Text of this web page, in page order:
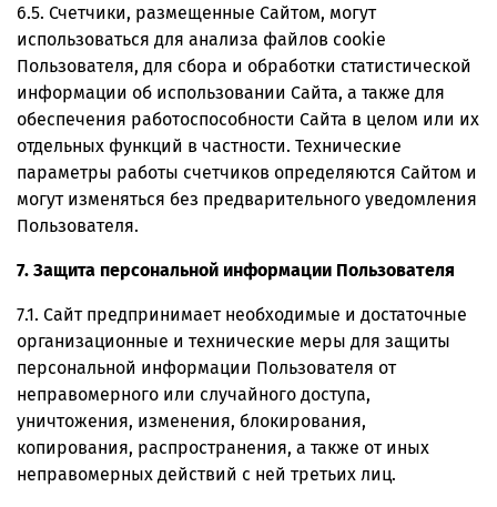
6.5. Счетчики, размещенные Сайтом, могут
использоваться для анализа файлов cookie
Пользователя, для сбора и обработки статистической
информации об использовании Сайта, а также для
обеспечения работоспособности Сайта в целом или их
отдельных функций в частности. Технические
параметры работы счетчиков определяются Сайтом и
могут изменяться без предварительного уведомления
Пользователя.
7. Защита персональной информации Пользователя
7.1. Сайт предпринимает необходимые и достаточные
организационные и технические меры для защиты
персональной информации Пользователя от
неправомерного или случайного доступа,
уничтожения, изменения, блокирования,
копирования, распространения, а также от иных
неправомерных действий с ней третьих лиц.